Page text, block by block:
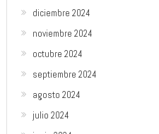
diciembre 2024
noviembre 2024
octubre 2024
septiembre 2024
agosto 2024
julio 2024